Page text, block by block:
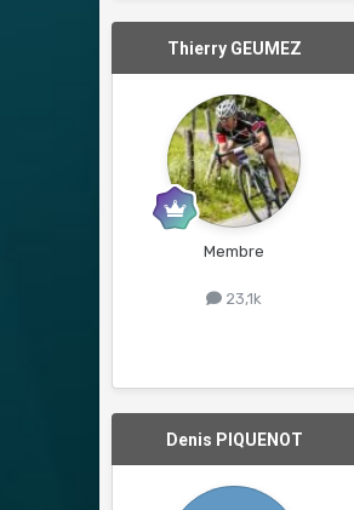
Thierry GEUMEZ
Membre
23,1k
Denis PIQUENOT